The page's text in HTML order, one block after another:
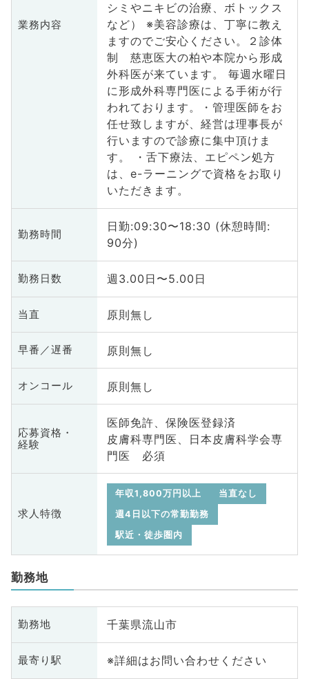
業務内容
シミやニキビの治療、ボトックス
など） ※美容診療は、丁寧に教え
ますのでご安心ください。２診体
制 慈恵医大の柏や本院から形成
外科医が来ています。 毎週水曜日
に形成外科専門医による手術が行
われております。・管理医師をお
任せ致しますが、経営は理事長が
行いますので診療に集中頂けま
す。 ・舌下療法、エピペン処方
は、e-ラーニングで資格をお取り
いただきます。
勤務時間
日勤:09:30〜18:30 (休憩時間:
90分)
勤務日数 週3.00日〜5.00日
当直 原則無し
早番／遅番 原則無し
オンコール 原則無し
応募資格・
経験
医師免許、保険医登録済
皮膚科専門医、日本皮膚科学会専
門医 必須
求人特徴
年収1,800万円以上
当直なし
週4日以下の常勤勤務
駅近・徒歩圏内
勤務地
勤務地 千葉県流山市
最寄り駅 ※詳細はお問い合わせください